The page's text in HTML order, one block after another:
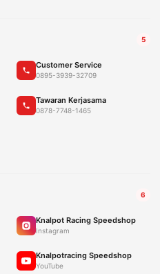
5
Customer Service
0895-3939-32709
Tawaran Kerjasama
0878-7748-1465
6
Knalpot Racing Speedshop
Instagram
Knalpotracing Speedshop
YouTube